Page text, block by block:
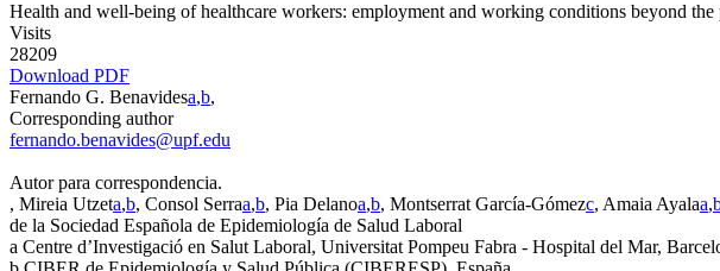
Health and well-being of healthcare workers: employment and working conditions beyond the
Visits
28209
Download PDF
Fernando G. Benavidesa,b,
Corresponding author
fernando.benavides@upf.edu
Autor para correspondencia.
, Mireia Utzeta,b, Consol Serraa,b, Pia Delanoa,b, Montserrat García-Gómezc, Amaia Ayalaa,
de la Sociedad Española de Epidemiología de Salud Laboral
a Centre d’Investigació en Salut Laboral, Universitat Pompeu Fabra - Hospital del Mar,